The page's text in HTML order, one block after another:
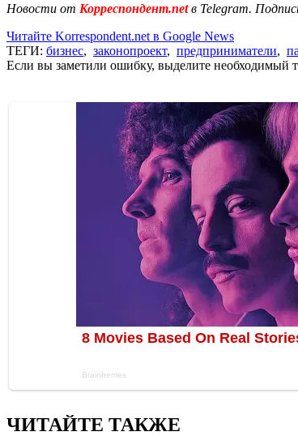
Новости от Корреспондент.netв Telegram.
Читайте Korrespondent.net в Google News
ТЕГИ: бизнес, законопроект, предприниматели,
Если вы заметили ошибку, выделите необходимый
ЧИТАЙТЕ ТАКЖЕ